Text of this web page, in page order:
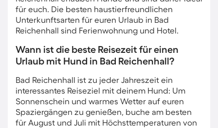
für euch. Die besten haustierfreundlichen
Unterkunftsarten für euren Urlaub in Bad
Reichenhall sind Ferienwohnung und Hotel.
Wann ist die beste Reisezeit für einen
Urlaub mit Hund in Bad Reichenhall?
Bad Reichenhall ist zu jeder Jahreszeit ein
interessantes Reiseziel mit deinem Hund: Um
Sonnenschein und warmes Wetter auf euren
Spaziergängen zu genießen, buche am besten
für August und Juli mit Höchsttemperaturen von